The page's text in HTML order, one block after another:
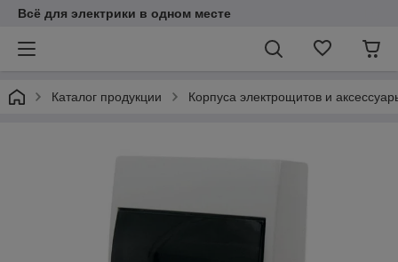
Всё для электрики в одном месте
Каталог продукции Корпуса электрощитов и